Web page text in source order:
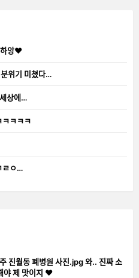
하앙❤️
미쳤다…
ㅋㅋㅋㅋㅋ
ㄱㄹㅇ…
진월동 폐병원 사진.jpg 와.. 진짜 소
제 맛이지 ❤️